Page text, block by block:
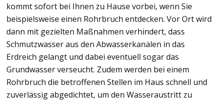
kommt sofort bei Ihnen zu Hause vorbei, wenn Sie
beispielsweise einen Rohrbruch entdecken. Vor Ort wird
dann mit gezielten Maßnahmen verhindert, dass
Schmutzwasser aus den Abwasserkanälen in das
Erdreich gelangt und dabei eventuell sogar das
Grundwasser verseucht. Zudem werden bei einem
Rohrbruch die betroffenen Stellen im Haus schnell und
zuverlässig abgedichtet, um den Wasseraustritt zu